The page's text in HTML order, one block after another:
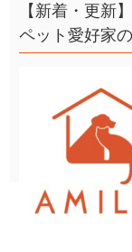
【新着・更新】
ペット愛好家